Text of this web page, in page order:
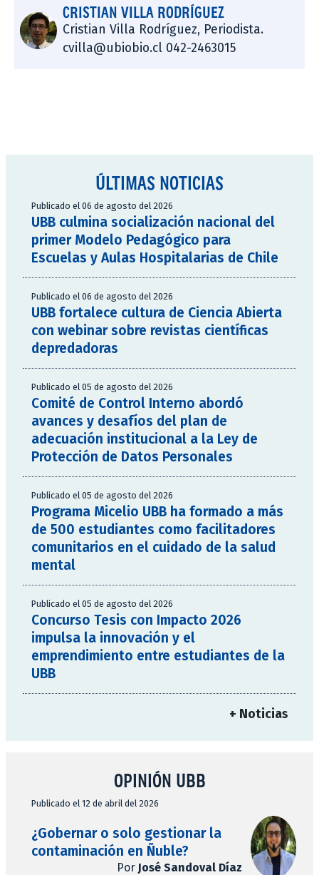
CRISTIAN VILLA RODRÍGUEZ
Cristian Villa Rodríguez, Periodista.
cvilla@ubiobio.cl 042-2463015
ÚLTIMAS NOTICIAS
Publicado el 06 de agosto del 2026
UBB culmina socialización nacional del
primer Modelo Pedagógico para
Escuelas y Aulas Hospitalarias de Chile
Publicado el 06 de agosto del 2026
UBB fortalece cultura de Ciencia Abierta
con webinar sobre revistas científicas
depredadoras
Publicado el 05 de agosto del 2026
Comité de Control Interno abordó
avances y desafíos del plan de
adecuación institucional a la Ley de
Protección de Datos Personales
Publicado el 05 de agosto del 2026
Programa Micelio UBB ha formado a más
de 500 estudiantes como facilitadores
comunitarios en el cuidado de la salud
mental
Publicado el 05 de agosto del 2026
Concurso Tesis con Impacto 2026
impulsa la innovación y el
emprendimiento entre estudiantes de la
UBB
+ Noticias
OPINIÓN UBB
Publicado el 12 de abril del 2026
¿Gobernar o solo gestionar la
contaminación en Ñuble?
Por José Sandoval Díaz